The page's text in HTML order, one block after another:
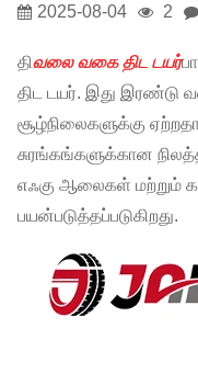
2025-08-04 2
திவலை வகை திட டயர்
திட டயர். இது இரண்டு
சூழ்நிலைகளுக்கு
சுரங்கங்களுக்கான
எஃகு ஆலைகள் மற்றும்
பயன்படுத்தப்படுகிறது.